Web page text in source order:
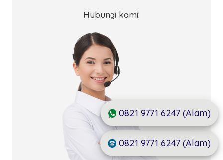
Hubungi kami:
0821 9771 6247 (Alam)
0821 9771 6247 (Alam)